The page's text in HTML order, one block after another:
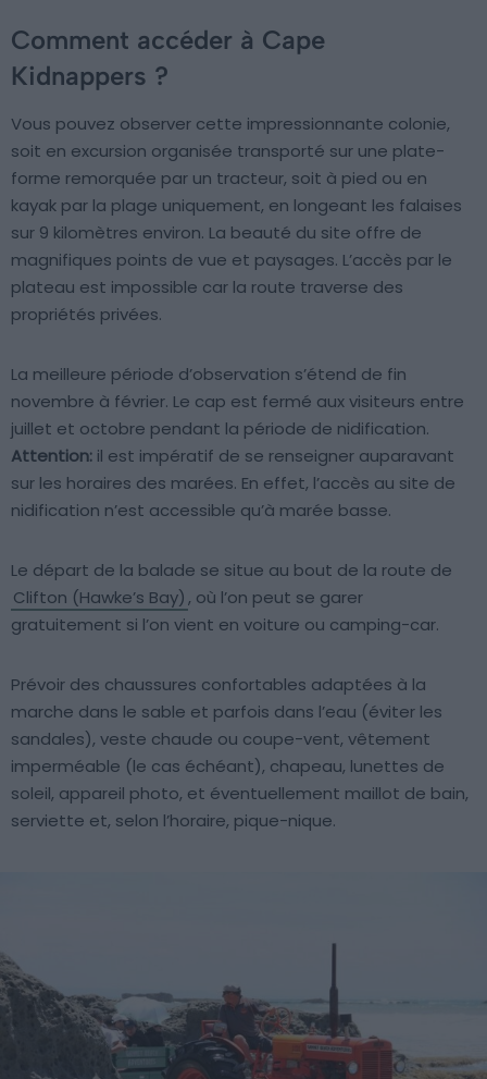
Comment accéder à Cape
Kidnappers ?
Vous pouvez observer cette impressionnante colonie,
soit en excursion organisée transporté sur une plate-
forme remorquée par un tracteur, soit à pied ou en
kayak par la plage uniquement, en longeant les falaises
sur 9 kilomètres environ. La beauté du site offre de
magnifiques points de vue et paysages. L’accès par le
plateau est impossible car la route traverse des
propriétés privées.
La meilleure période d’observation s’étend de fin
novembre à février. Le cap est fermé aux visiteurs entre
juillet et octobre pendant la période de nidification.
Attention: il est impératif de se renseigner auparavant
sur les horaires des marées. En effet, l’accès au site de
nidification n’est accessible qu’à marée basse.
Le départ de la balade se situe au bout de la route de
Clifton (Hawke’s Bay) , où l’on peut se garer
gratuitement si l’on vient en voiture ou camping-car.
Prévoir des chaussures confortables adaptées à la
marche dans le sable et parfois dans l’eau (éviter les
sandales), veste chaude ou coupe-vent, vêtement
imperméable (le cas échéant), chapeau, lunettes de
soleil, appareil photo, et éventuellement maillot de bain,
serviette et, selon l’horaire, pique-nique.